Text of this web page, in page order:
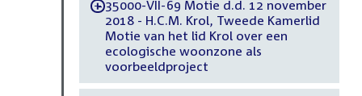
-35000-VII-69 Motie d.d. 12 november
2018 - H.C.M. Krol, Tweede Kamerlid
Motie van het lid Krol over een
ecologische woonzone als
voorbeeldproject